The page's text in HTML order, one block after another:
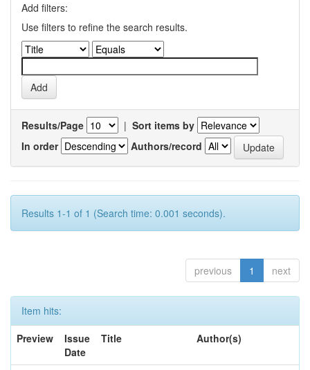
Add filters:
Use filters to refine the search results.
Results/Page | Sort items by
In order
Authors/record
Results 1-1 of 1 (Search time: 0.001 seconds).
previous 1 next
Item hits:
Preview
Issue
Date
Title Author(s)